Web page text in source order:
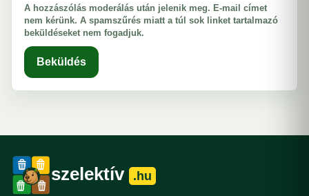
A hozzászólás moderálás után jelenik meg. E-mail címet
nem kérünk. A spamszűrés miatt a túl sok linket tartalmazó
beküldéseket nem fogadjuk.
Beküldés
szelektív .hu